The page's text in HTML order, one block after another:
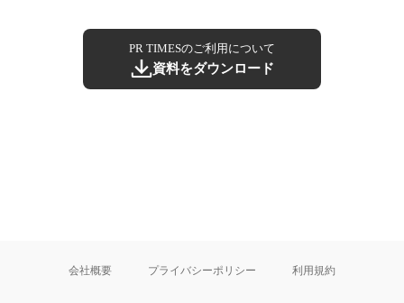
PR TIMESのご利用について
資料をダウンロード
会社概要 プライバシーポリシー 利用規約